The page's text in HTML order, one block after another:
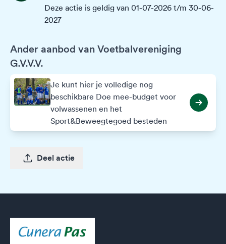
Deze actie is geldig van 01-07-2026 t/m 30-06-
2027
Ander aanbod van Voetbalvereniging
G.V.V.V.
Je kunt hier je volledige nog
beschikbare Doe mee-budget voor
volwassenen en het
Sport&Beweegtegoed besteden
Deel actie